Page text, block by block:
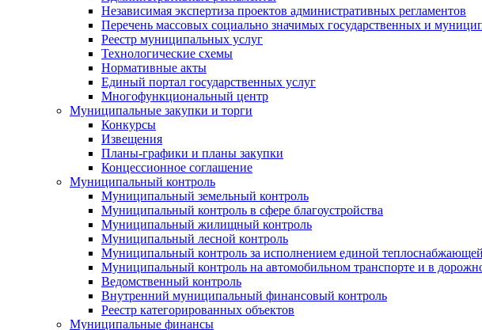
Независимая экспертиза проектов административных регламентов
Перечень массовых социально значимых государственных и
Реестр муниципальных услуг
Технологические схемы
Нормативные акты
Единый портал государственных услуг
Многофункциональный центр
Муниципальные закупки и торги
Конкурсы
Извещения
Планы-графики и планы закупки
Концессионное соглашение
Муниципальный контроль
Муниципальный земельный контроль
Муниципальный контроль в сфере благоустройства
Муниципальный жилищный контроль
Муниципальный лесной контроль
Муниципальный контроль за исполнением единой теплоснабжающей
Муниципальный контроль на автомобильном транспорте и в
Ведомственный контроль
Внутренний муниципальный финансовый контроль
Реестр категорированных объектов
Муниципальные финансы